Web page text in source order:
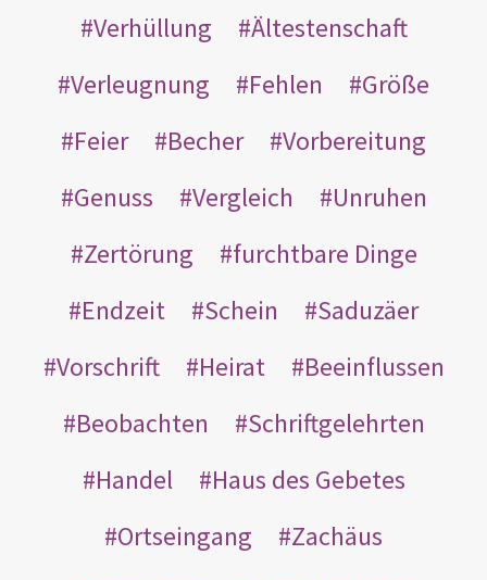
Verhüllung
Ältestenschaft
Verleugnung
Fehlen
Größe
Feier
Becher
Vorbereitung
Genuss
Vergleich
Unruhen
Zertörung
furchtbare Dinge
Endzeit
Schein
Saduzäer
Vorschrift
Heirat
Beeinflussen
Beobachten
Schriftgelehrten
Handel
Haus des Gebetes
Ortseingang
Zachäus